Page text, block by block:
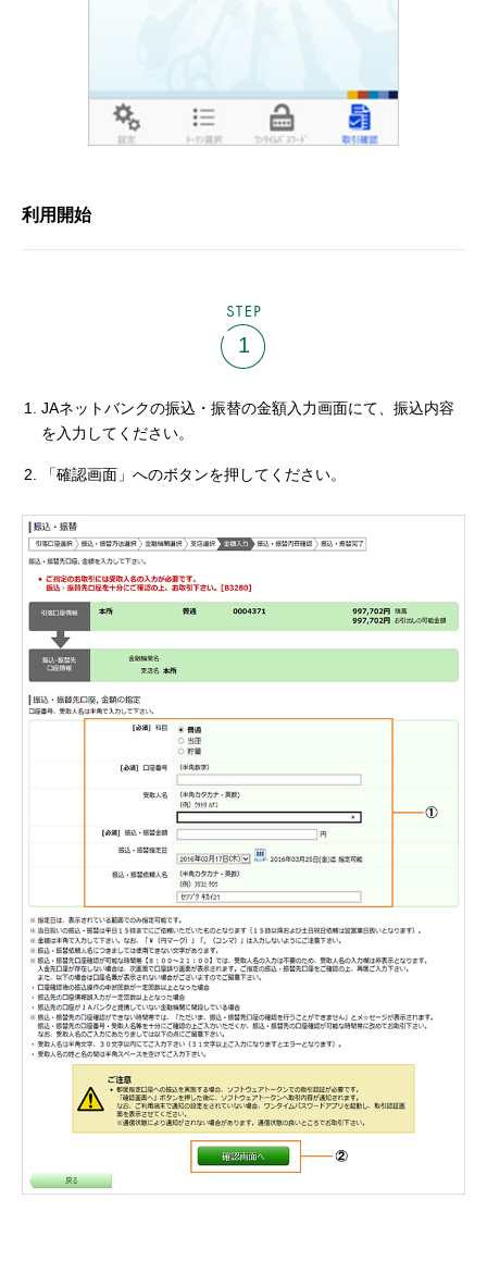
利用開始
1
JAネットバンクの振込・振替の金額入力画面にて、振込内容
を入力してください。
「確認画面」へのボタンを押してください。